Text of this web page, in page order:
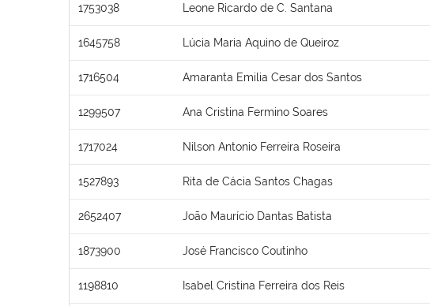
1753038 Leone Ricardo de C. Santana
1645758 Lúcia Maria Aquino de Queiroz
1716504 Amaranta Emilia Cesar dos Santos
1299507 Ana Cristina Fermino Soares
1717024 Nilson Antonio Ferreira Roseira
1527893 Rita de Cácia Santos Chagas
2652407 João Maurício Dantas Batista
1873900 José Francisco Coutinho
1198810 Isabel Cristina Ferreira dos Reis